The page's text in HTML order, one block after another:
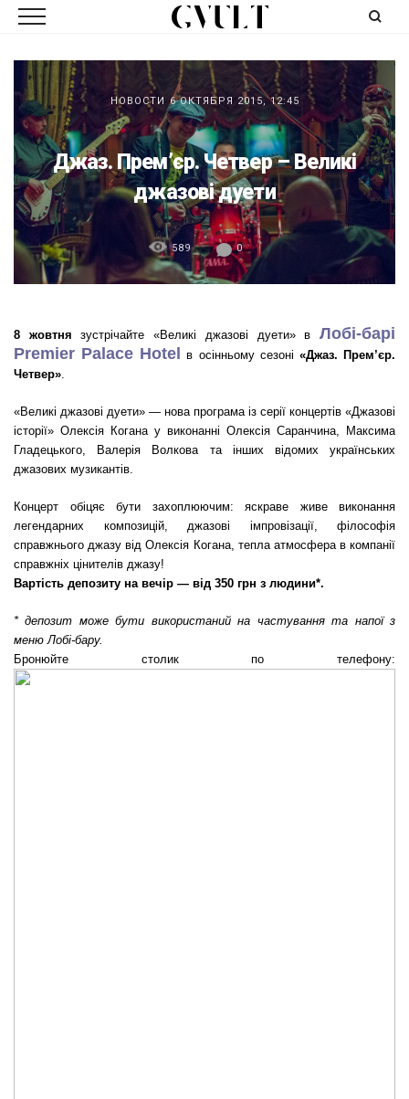
НОВОСТИ 6 ОКТЯБРЯ 2015, 12:45
Джаз. Прем’єр. Четвер – Великі
джазові дуети
589 0
8 жовтня зустрічайте «Великі джазові дуети» вЛобі-барі
Premier Palace Hotel
в осінньому сезоні «Джаз. Прем’єр.
Четвер».
«Великі джазові дуети» — нова програма із серії концертів «Джазові
історії» Олексія Когана у виконанні Олексія Саранчина, Максима
Гладецького, Валерія Волкова та інших відомих українських
джазових музикантів.
Концерт обіцяє бути захоплюючим: яскраве живе виконання
легендарних композицій, джазові імпровізації, філософія
справжнього джазу від Олексія Когана, тепла атмосфера в компанії
справжніх цінителів джазу!
Вартість депозиту на вечір — від 350 грн з людини*.
* депозит може бути використаний на частування та напої з
меню Лобі-бару.
Бронюйте столик по телефону: